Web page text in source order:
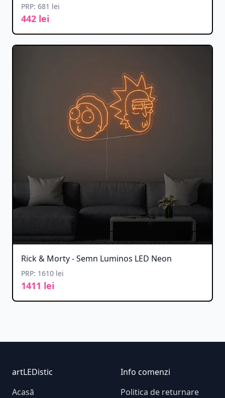
PRP: 681 lei
442 lei
Rick & Morty - Semn Luminos LED Neon
PRP: 1610 lei
1411 lei
Footer
artLEDistic
Acasă
Info comenzi
Politica de returnare